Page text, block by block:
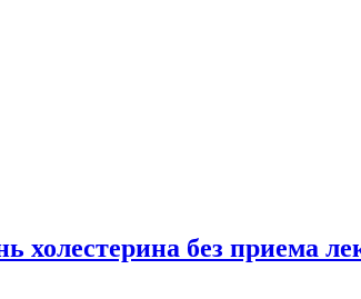
холестерина без приема